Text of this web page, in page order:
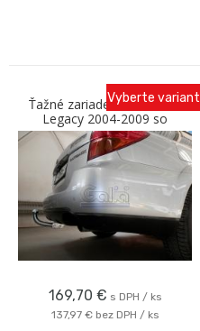
Ťažné zariadenie SUBARU
Legacy 2004-2009 so
skrutkovým odnímaním A
Galia
169,70 € s DPH / ks
137,97 € bez DPH / ks
Vyberte variant